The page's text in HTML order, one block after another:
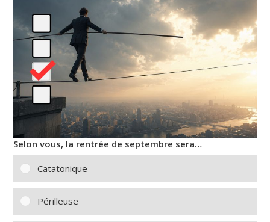
Selon vous, la rentrée de septembre sera…
Catatonique
Périlleuse